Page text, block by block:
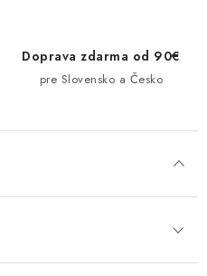
Doprava zdarma od 90€
pre Slovensko a Česko